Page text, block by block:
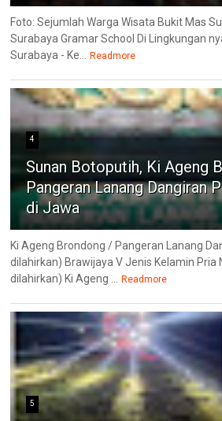
Foto: Sejumlah Warga Wisata Bukit Mas
Surabaya Gramar School Di Lingkungan
Surabaya - Ke... Readmore
4
Sunan Botoputih, Ki Ageng
Pangeran Lanang Dangiran
di Jawa
Ki Ageng Brondong / Pangeran Lanang
dilahirkan) Brawijaya V Jenis Kelamin Pria
dilahirkan) Ki Ageng ... Readmore
5